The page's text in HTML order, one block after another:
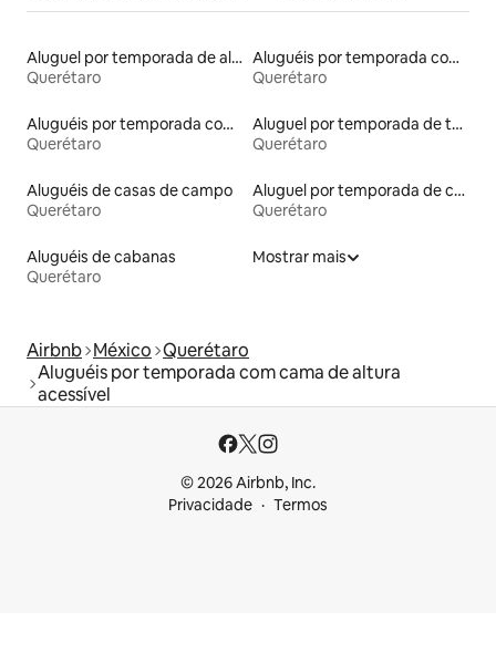
Aluguel por temporada de alojamentos ecológicos
Querétaro
Aluguéis por temporada com banheira de hidromassagem
Querétaro
Aluguéis por temporada com banheiro para PCD
Querétaro
Aluguel por temporada de tendas
Querétaro
Aluguéis de casas de campo
Querétaro
Aluguel por temporada de casas de hóspedes
Querétaro
Aluguéis de cabanas
Querétaro
Mostrar mais
Airbnb México Querétaro
Aluguéis por temporada com cama de altura
acessível
© 2026 Airbnb, Inc.
Privacidade
Termos